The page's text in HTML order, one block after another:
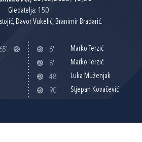
Gledatelja: 150
Davor Vukelić, Branimir Bradarić.
65' 6'
Marko Terzić
8'
Marko Terzić
48'
Luka Muženjak
90'
Stjepan Kovačević